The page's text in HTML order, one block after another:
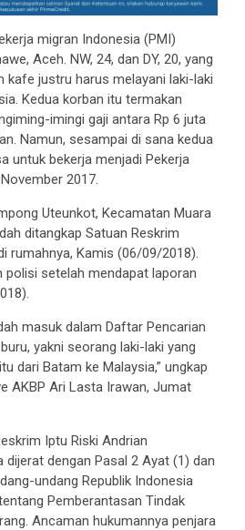
migran Indonesia (PMI)
Aceh. NW, 24, dan DY, 20, yang
kafe justru harus melayani laki-laki
Kedua korban itu termakan
imingi gaji antara Rp 6 juta
Namun, sesampai di sana kedua
untuk bekerja menjadi Pekerja
2017.
Uteunkot, Kecamatan Muara
ditangkap Satuan Reskrim
rumahnya, Kamis (06/09/2018).
polisi setelah mendapat laporan
masuk dalam Daftar Pencarian
yakni seorang laki-laki yang
dari Batam ke Malaysia,” ungkap
AKBP Ari Lasta Irawan, Jumat
Iptu Riski Andrian
dijerat dengan Pasal 2 Ayat (1) dan
undang Republik Indonesia
Pemberantasan Tindak
Ancaman hukumannya penjara